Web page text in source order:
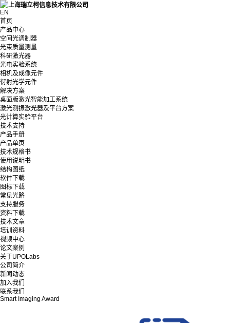
EN
首页
产品中心
空间光调制器
光束质量测量
科研激光器
光电实验系统
相机及成像元件
衍射光学元件
解决方案
桌面版激光智能加工系统
激光测振激光器及平台方案
光计算实验平台
技术支持
产品手册
产品单页
技术规格书
使用说明书
结构图纸
软件下载
图标下载
常见光路
支持服务
资料下载
技术文章
培训资料
视频中心
论文案例
关于UPOLabs
公司简介
新闻动态
加入我们
联系我们
Smart Imaging Award